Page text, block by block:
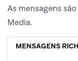
As mensagens
Media.
MENSAGENS RICH